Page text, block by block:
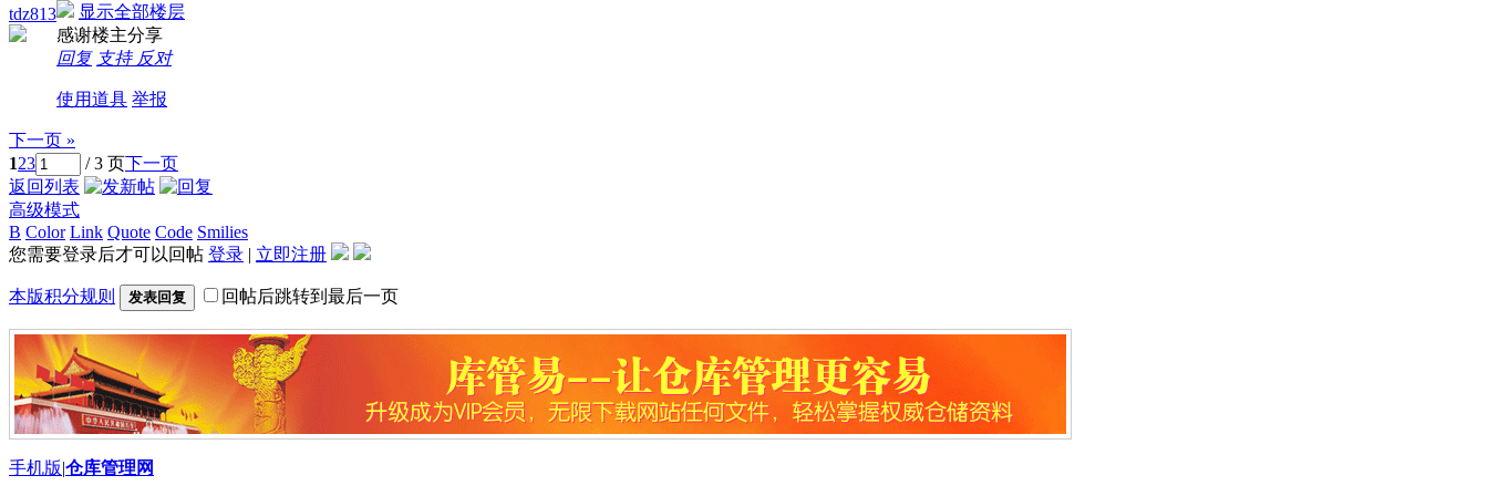
tdz813
显示全部楼层
感谢楼主分享
回复 支持 反对
使用道具 举报
下一页 »
123 / 3 页下一页
返回列表
高级模式
B Color Link Quote Code Smilies
您需要登录后才可以回帖 登录 | 立即注册
本版积分规则 发表回复 回帖后跳转到最后一页
手机版|仓库管理网